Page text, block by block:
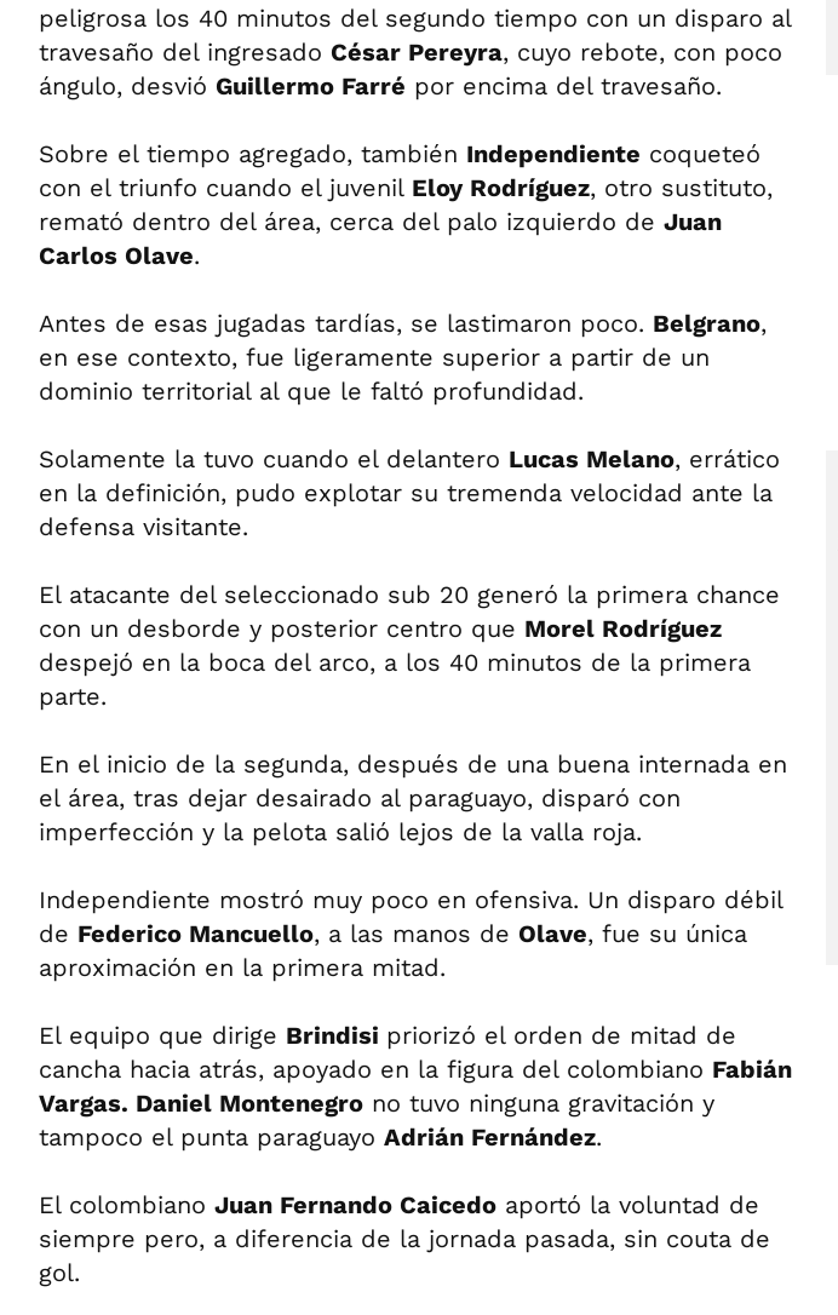
peligrosa los 40 minutos del segundo tiempo con un disparo al
travesaño del ingresado César Pereyra, cuyo rebote, con poco
ángulo, desvió Guillermo Farré por encima del travesaño.
Sobre el tiempo agregado, también Independiente coqueteó
con el triunfo cuando el juvenil Eloy Rodríguez, otro sustituto,
remató dentro del área, cerca del palo izquierdo de Juan
Carlos Olave.
Antes de esas jugadas tardías, se lastimaron poco. Belgrano,
en ese contexto, fue ligeramente superior a partir de un
dominio territorial al que le faltó profundidad.
Solamente la tuvo cuando el delantero Lucas Melano, errático
en la definición, pudo explotar su tremenda velocidad ante la
defensa visitante.
El atacante del seleccionado sub 20 generó la primera chance
con un desborde y posterior centro que Morel Rodríguez
despejó en la boca del arco, a los 40 minutos de la primera
parte.
En el inicio de la segunda, después de una buena internada en
el área, tras dejar desairado al paraguayo, disparó con
imperfección y la pelota salió lejos de la valla roja.
Independiente mostró muy poco en ofensiva. Un disparo débil
de Federico Mancuello, a las manos de Olave, fue su única
aproximación en la primera mitad.
El equipo que dirige Brindisi priorizó el orden de mitad de
cancha hacia atrás, apoyado en la figura del colombiano Fabián
Vargas. Daniel Montenegro no tuvo ninguna gravitación y
tampoco el punta paraguayo Adrián Fernández.
El colombiano Juan Fernando Caicedo aportó la voluntad de
siempre pero, a diferencia de la jornada pasada, sin couta de
gol.